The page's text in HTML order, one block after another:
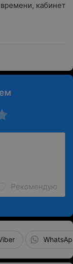
кабинет
Рекомендую